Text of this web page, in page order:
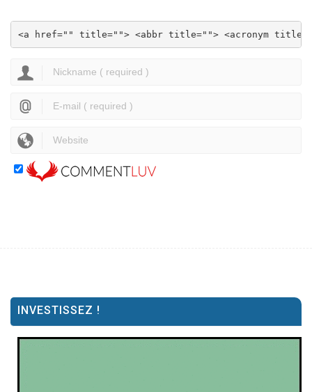
<a href="" title=""> <abbr title=""> <acronym
INVESTISSEZ !